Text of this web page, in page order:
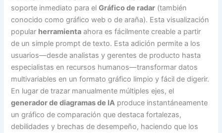
soporte inmediato para elGráfico de radar (también
conocido como gráfico web o de araña). Esta visualización
popular herramienta ahora es fácilmente creable a partir
de un simple prompt de texto. Esta adición permite a los
usuarios—desde analistas y gerentes de producto hasta
especialistas en recursos humanos—transformar datos
multivariables en un formato gráfico limpio y fácil de digerir.
En lugar de trazar manualmente múltiples ejes, el
generador de diagramas de IA produce instantáneamente
un gráfico de comparación que destaca fortalezas,
debilidades y brechas de desempeño, haciendo que los